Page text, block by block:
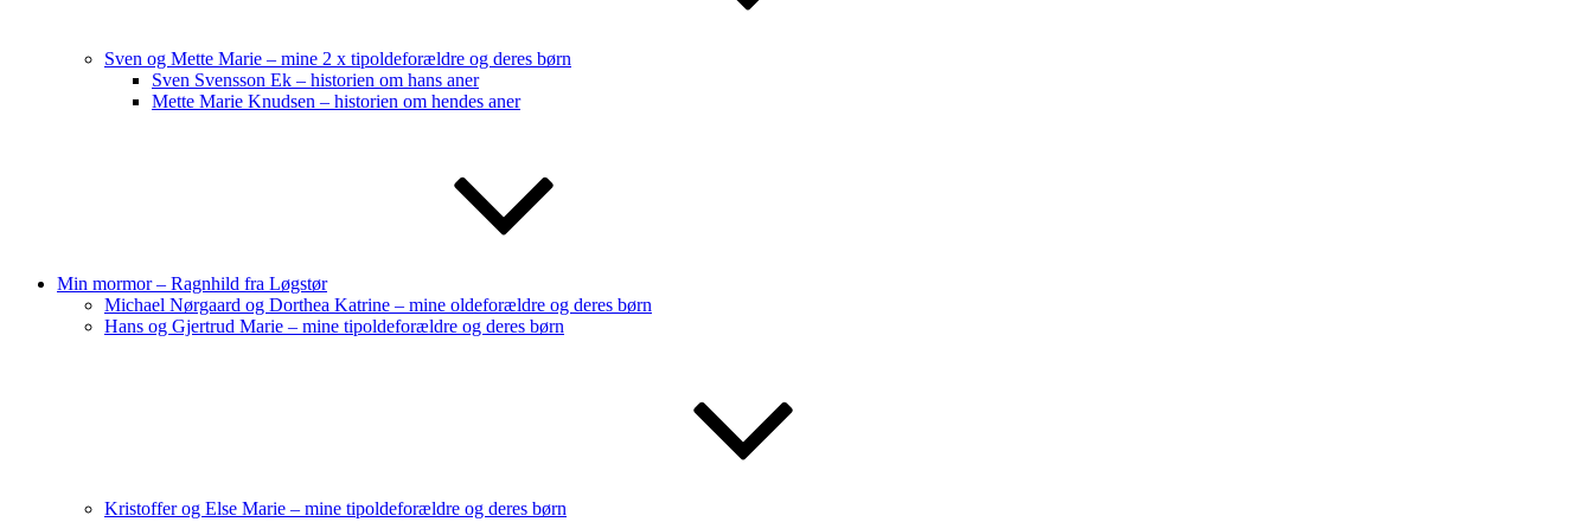
Sven og Mette Marie – mine 2 x tipoldeforældre og deres børn
Sven Svensson Ek – historien om hans aner
Mette Marie Knudsen – historien om hendes aner
Min mormor – Ragnhild fra Løgstør
Michael Nørgaard og Dorthea Katrine – mine oldeforældre og deres børn
Hans og Gjertrud Marie – mine tipoldeforældre og deres børn
Kristoffer og Else Marie – mine tipoldeforældre og deres børn